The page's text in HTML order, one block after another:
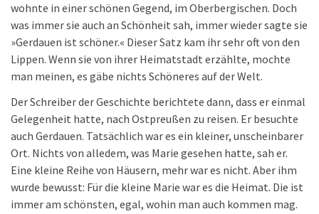
wohnte in einer schönen Gegend, im Oberbergischen. Doch
was immer sie auch an Schönheit sah, immer wieder sagte sie
»Gerdauen ist schöner.« Dieser Satz kam ihr sehr oft von den
Lippen. Wenn sie von ihrer Heimatstadt erzählte, mochte
man meinen, es gäbe nichts Schöneres auf der Welt.
Der Schreiber der Geschichte berichtete dann, dass er einmal
Gelegenheit hatte, nach Ostpreußen zu reisen. Er besuchte
auch Gerdauen. Tatsächlich war es ein kleiner, unscheinbarer
Ort. Nichts von alledem, was Marie gesehen hatte, sah er.
Eine kleine Reihe von Häusern, mehr war es nicht. Aber ihm
wurde bewusst: Für die kleine Marie war es die Heimat. Die ist
immer am schönsten, egal, wohin man auch kommen mag.